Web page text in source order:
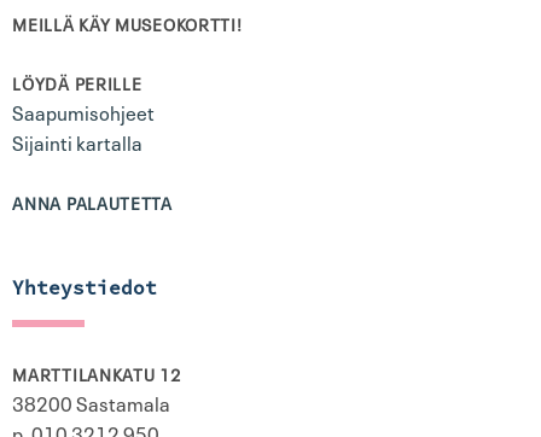
MEILLÄ KÄY MUSEOKORTTI!
LÖYDÄ PERILLE
Saapumisohjeet
Sijainti kartalla
ANNA PALAUTETTA
Yhteystiedot
MARTTILANKATU 12
38200 Sastamala